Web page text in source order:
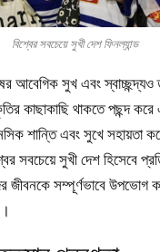
বিশ্বের সবচেয়ে সুখী দেশ ফিনল্যান্ড
আবেগিক সুখ এবং
কাছাকাছি থাকতে পছন্দ
শান্তি এবং সুখে সহায়তা
সবচেয়ে সুখী দেশ হিসেবে
জীবনকে সম্পূর্ণভাবে